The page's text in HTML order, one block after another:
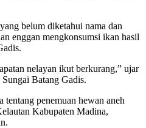
belum diketahui nama dan
enggan mengkonsumsi ikan hasil
nelayan ikut berkurang,” ujar
Batang Gadis.
tentang penemuan hewan aneh
Kabupaten Madina,